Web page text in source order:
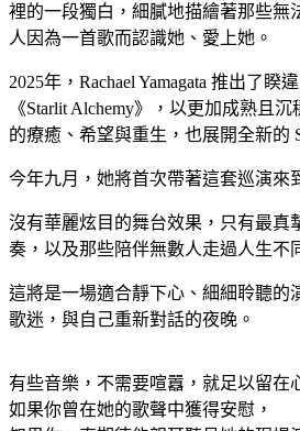
裡的一段獨白，細膩地描繪著那些無
人因為一首歌而認識她、愛上她。
2025年，Rachael Yamagata 推出了睽
《Starlit Alchemy》，以更加成熟且
的療癒、希望與重生，也展開全新的
今年九月，她將首次帶著這套巡演來
沒有華麗炫目的舞台效果，只有最真
奏，以及那些陪伴無數人走過人生不
這將是一場適合靜下心、細細聆聽的
歌迷，與自己重新對話的夜晚。
有些音樂，不需要喧囂，就足以留在
如果你曾在她的歌聲中獲得安慰，